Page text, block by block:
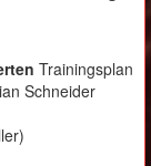
Trainingsplan
Schneider